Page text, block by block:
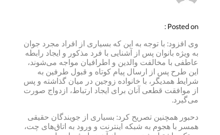
Posted on :
وی افزود: با توجه به این که بسیاری از افراد مجرد جوان
به ویژه بانوان پس از آشنایی با فرد مذکور و ایجاد رابطه
عاطفی با مخالفت والدین و اطرافیان مواجه می‌شوند،
این طرح پس از ارسال پیام کوتاه و قبول طرفین به
شرایط همدیگر، با خانواده زوجین در میان گذاشته و پس
از موافقت قطعی آنان برای ایجاد ارتباط، ازدواج صورت
می‌گیرد.
دحبور همچنین تصریح کرد: بسیاری از جویندگان حقیقی
همسر با هجوم به شبکه اینترنت و ورود به اتاق‌های چت،